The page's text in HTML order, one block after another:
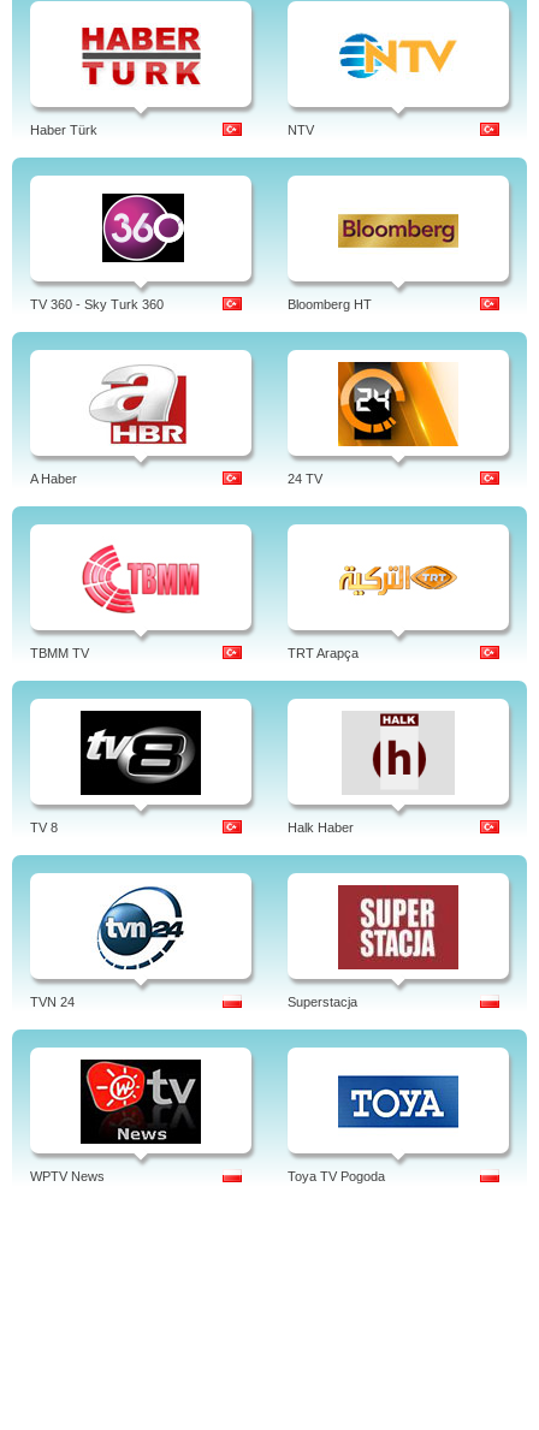
Haber Türk NTV
TV 360 - Sky Turk 360 Bloomberg HT
A Haber 24 TV
TBMM TV TRT Arapça
TV 8 Halk Haber
TVN 24 Superstacja
WPTV News Toya TV Pogoda